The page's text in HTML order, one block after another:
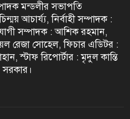
মন্ডলীর সভাপতি
আচার্য্য, নির্বাহী সম্পাদক :
সম্পাদক : আশিক রহমান,
রেজা সোহেল, ফিচার এডিটর :
স্টাফ রিপোর্টার : মৃদুল কান্তি
সরকার।